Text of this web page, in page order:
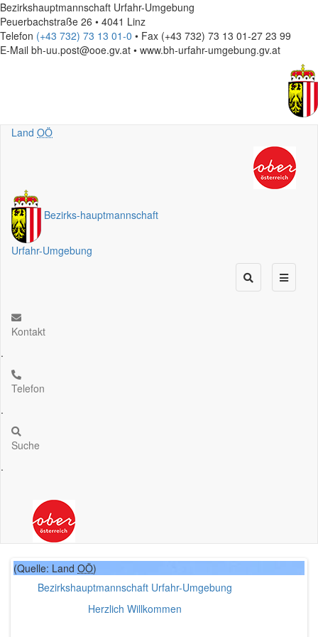
Bezirkshauptmannschaft Urfahr-Umgebung
Peuerbachstraße 26 • 4041 Linz
Telefon (+43 732) 73 13 01-0 • Fax (+43 732) 73 13 01-27 23 99
E-Mail bh-uu.post@ooe.gv.at • www.bh-urfahr-umgebung.gv.at
Land OÖ
Bezirks-hauptmannschaft
Urfahr-Umgebung
Kontakt
.
Telefon
.
Suche
.
(Quelle: Land OÖ)
Bezirkshauptmannschaft Urfahr-Umgebung
Herzlich Willkommen
(Quelle: Land OÖ)
Unser Bezirk
Erfahren Sie mehr über unseren Bezirk